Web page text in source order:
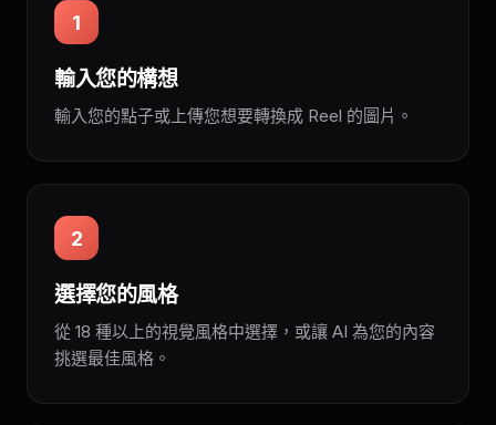
1
輸入您的構想
輸入您的點子或上傳您想要轉換成 Reel 的圖片。
2
選擇您的風格
從 18 種以上的視覺風格中選擇，或讓 AI 為您的內容
挑選最佳風格。